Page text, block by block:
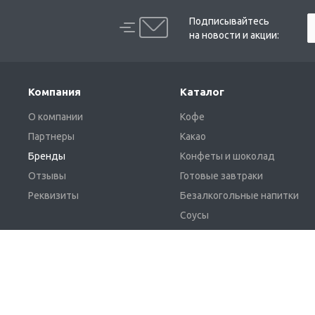
Подписывайтесь
на новости и акции:
Компания
О компании
Партнеры
Бренды
Отзывы
Реквизиты
Каталог
Кофе
Какао
Конфеты и шоколад
Готовые завтраки
Безалкогольные напитки
Соусы